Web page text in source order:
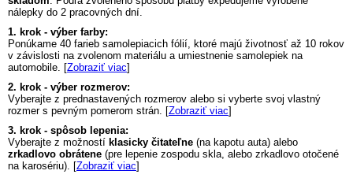
nálepky do 2 pracovných dní.
1. krok - výber farby:
Ponúkame 40 farieb samolepiacich fólií, ktoré majú životnosť až 10 rokov
v závislosti na zvolenom materiálu a umiestnenie samolepiek na
automobile. [Zobraziť viac]
2. krok - výber rozmerov:
Vyberajte z prednastavených rozmerov alebo si vyberte svoj vlastný
rozmer s pevným pomerom strán. [Zobraziť viac]
3. krok - spôsob lepenia:
Vyberajte z možností klasicky čitateľne (na kapotu auta) alebo
zrkadlovo obrátene (pre lepenie zospodu skla, alebo zrkadlovo otočené
na karosériu). [Zobraziť viac]